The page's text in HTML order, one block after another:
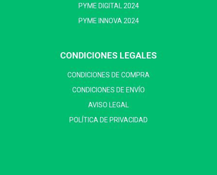
PYME DIGITAL 2024
PYME INNOVA 2024
CONDICIONES LEGALES
CONDICIONES DE COMPRA
CONDICIONES DE ENVÍO
AVISO LEGAL
POLÍTICA DE PRIVACIDAD